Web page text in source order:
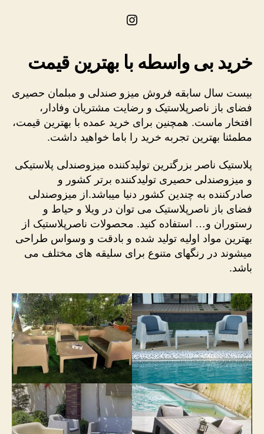
اینستاگرم
خرید بی واسطه با بهترین قیمت
بیست سال سابقه فروش میزو صندلی و مبلمان حصیری
فضای باز ناصرپلاستیک و رضایت مشتریان وفادار،
افتخار ماست. همچنین برای خرید عمده با بهترین قیمت،
مطمئنا بهترین تجربه خرید را باما خواهید داشت.
پلاستیک ناصر بزرگترین تولیدکننده میزوصندلی پلاستیکی
و میزوصندلی حصیری تولیدکننده برتر کشور و
صادرکننده به چندین کشور دنیا میباشد.از میزوصندلی
فضای باز ناصرپلاستیک می توان در ویلا و حیاط و
رستوران و… استفاده کنید. محصولات ناصرپلاستیک از
بهترین مواد اولیه تولید شده و بادقت و وسواس طراحی
میشوند در رنگهای متنوع برای سلیقه های مختلف می
باشد.